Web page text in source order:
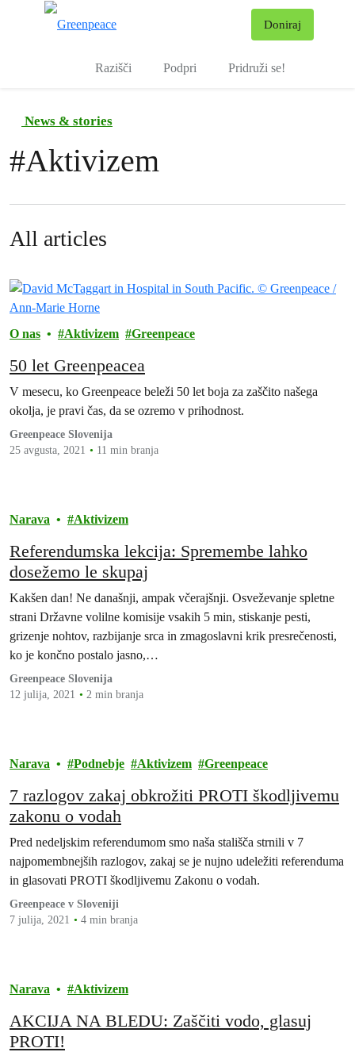
Doniraj
Razišči Podpri Pridruži se!
News & stories
#Aktivizem
All articles
O nas Aktivizem Greenpeace
50 let Greenpeacea
V mesecu, ko Greenpeace beleži 50 let boja za zaščito našega
okolja, je pravi čas, da se ozremo v prihodnost.
Greenpeace Slovenija
25 avgusta, 2021
11 min branja
Narava Aktivizem
Referendumska lekcija: Spremembe lahko
dosežemo le skupaj
Kakšen dan! Ne današnji, ampak včerajšnji. Osveževanje spletne
strani Državne volilne komisije vsakih 5 min, stiskanje pesti,
grizenje nohtov, razbijanje srca in zmagoslavni krik presrečenosti,
ko je končno postalo jasno,…
Greenpeace Slovenija
12 julija, 2021
2 min branja
Narava Podnebje Aktivizem Greenpeace
7 razlogov zakaj obkrožiti PROTI škodljivemu
zakonu o vodah
Pred nedeljskim referendumom smo naša stališča strnili v 7
najpomembnejših razlogov, zakaj se je nujno udeležiti referenduma
in glasovati PROTI škodljivemu Zakonu o vodah.
Greenpeace v Sloveniji
7 julija, 2021
4 min branja
Narava Aktivizem
AKCIJA NA BLEDU: Zaščiti vodo, glasuj
PROTI!